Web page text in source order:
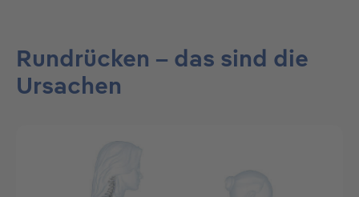
Rundrücken – das sind die
Ursachen